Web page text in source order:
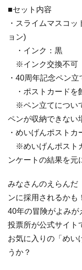
■セット内容
・スライムマスコ
ョン)
・インク：黒
※インク交換不可
・40周年記念ペン
・ポストカードを
※ペン立てについ
ペンが収納できない
・めいげんポスト
※めいげんポスト
ンケートの結果を元
みなさんのえらんだ
ンに採用されるかも
40年の冒険がよみが
投票所が公式サイト
お気に入りの「めい
うか？